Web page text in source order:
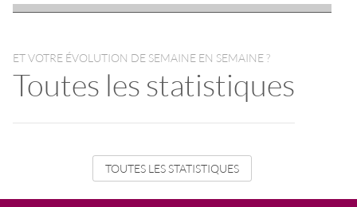
ET VOTRE ÉVOLUTION DE SEMAINE EN SEMAINE ?
Toutes les statistiques
TOUTES LES STATISTIQUES